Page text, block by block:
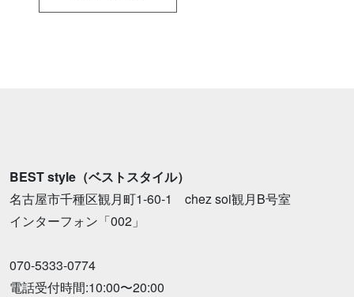
BEST style（ベストスタイル）
名古屋市千種区観月町1-60-1 chez soi観月B号室
インターフォン「002」
070-5333-0774
電話受付時間:10:00〜20:00